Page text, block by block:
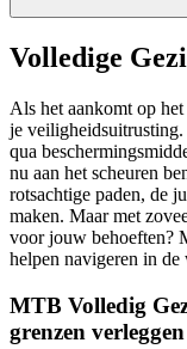
Volledige
Als het aankomt op
je
qua
nu aan het scheuren
rotsachtige paden, de
maken. Maar met
voor jouw behoeften?
helpen navigeren in
MTB Volledig
grenzen verleggen